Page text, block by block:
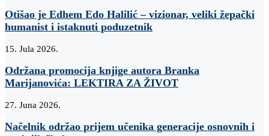
Otišao je Edhem Edo Halilić – vizionar, veliki žepački
humanist i istaknuti poduzetnik
15. Jula 2026.
Održana promocija knjige autora Branka
Marijanovića: LEKTIRA ZA ŽIVOT
27. Juna 2026.
Načelnik održao prijem učenika generacije osnovnih i